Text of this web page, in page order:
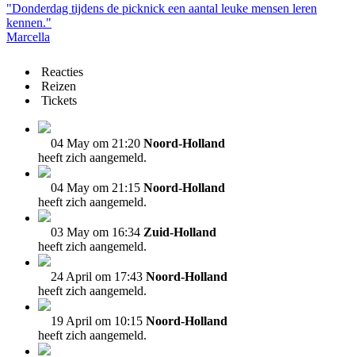
"Donderdag tijdens de picknick een aantal leuke mensen leren
kennen."
Marcella
Reacties
Reizen
Tickets
04 May om 21:20 Noord-Holland
heeft zich aangemeld.
04 May om 21:15 Noord-Holland
heeft zich aangemeld.
03 May om 16:34 Zuid-Holland
heeft zich aangemeld.
24 April om 17:43 Noord-Holland
heeft zich aangemeld.
19 April om 10:15 Noord-Holland
heeft zich aangemeld.